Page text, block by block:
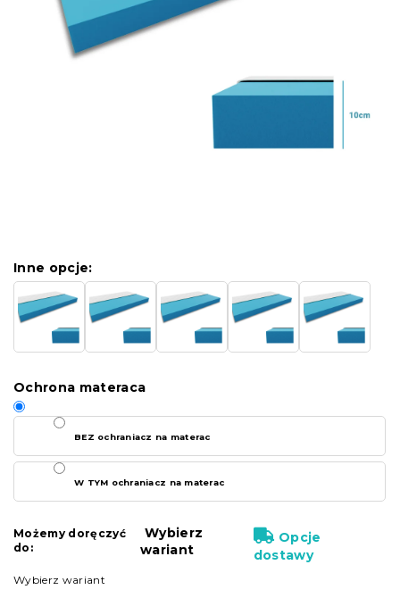
Wybierz wariant
Inne opcje:
Ochrona materaca
BEZ ochraniacz na materac
W TYM ochraniacz na materac
Możemy doręczyć
do:
Wybierz
wariant
Opcje
dostawy